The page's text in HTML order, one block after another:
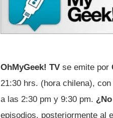
OhMyGeek! TV se emite por
21:30 hrs. (hora chilena),
a las 2:30 pm y 9:30 pm.
episodios, posteriormente al